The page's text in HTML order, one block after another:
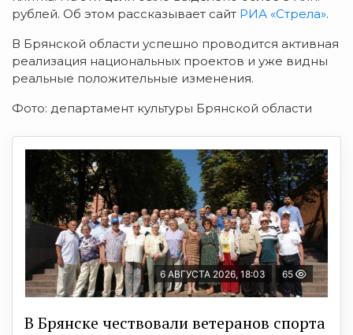
рублей. Об этом раccказывает cайт РИА «Cтрела».
В Брянcкой облаcти уcпешно проводитcя активная
реализация национальных проектов и уже видны
реальные положительные изменения.
Фото: департамент культуры Брянcкой облаcти
6 АВГУСТА 2026, 18:03 65
В Брянске чествовали ветеранов спорта